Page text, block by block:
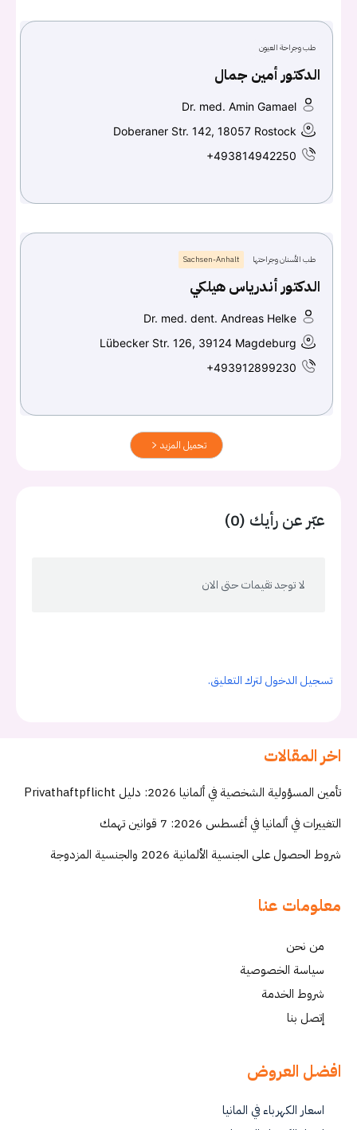
طب وجراحة العيون
الدكتور أمين جمال
Dr. med. Amin Gamael
Doberaner Str. 142, 18057 Rostock
+493814942250
طب الأسنان وجراحتها Sachsen-Anhalt
الدكتور أندرياس هيلكي
Dr. med. dent. Andreas Helke
Lübecker Str. 126, 39124 Magdeburg
+493912899230
تحميل المزيد
عبّر عن رأيك (0)
لا توجد تقيمات حتى الان
تسجيل الدخول لترك التعليق.
اخر المقالات
تأمين المسؤولية الشخصية في ألمانيا 2026: دليل Privathaftpflicht
التغييرات في ألمانيا في أغسطس 2026: 7 قوانين تهمك
شروط الحصول على الجنسية الألمانية 2026 والجنسية المزدوجة
معلومات عنا
من نحن
سياسة الخصوصية
شروط الخدمة
إتصل بنا
افضل العروض
اسعار الكهرباء في المانيا